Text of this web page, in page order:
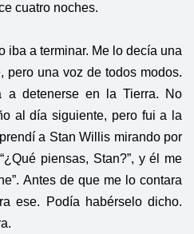
cuatro noches.
a terminar. Me lo decía una
pero una voz de todos modos.
detenerse en la Tierra. No
al día siguiente, pero fui a la
a Stan Willis mirando por
piensas, Stan?”, y él me
Antes de que me lo contara
ese. Podía habérselo dicho.